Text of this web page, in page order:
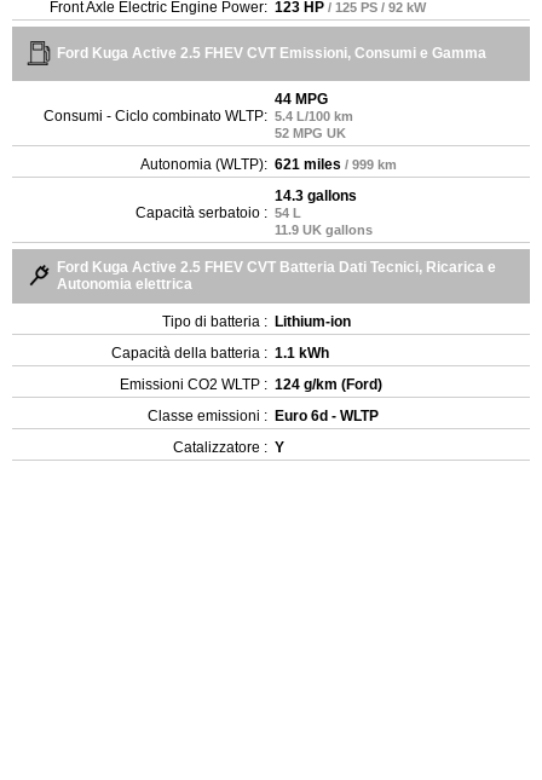
Front Axle Electric Engine Power: 123 HP / 125 PS / 92 kW
Ford Kuga Active 2.5 FHEV CVT Emissioni, Consumi e Gamma
Consumi - Ciclo combinato WLTP:
44 MPG
5.4 L/100 km
52 MPG UK
Autonomia (WLTP): 621 miles / 999 km
Capacità serbatoio :
14.3 gallons
54 L
11.9 UK gallons
Ford Kuga Active 2.5 FHEV CVT Batteria Dati Tecnici, Ricarica e
Autonomia elettrica
Tipo di batteria : Lithium-ion
Capacità della batteria : 1.1 kWh
Emissioni CO2 WLTP : 124 g/km (Ford)
Classe emissioni : Euro 6d - WLTP
Catalizzatore : Y